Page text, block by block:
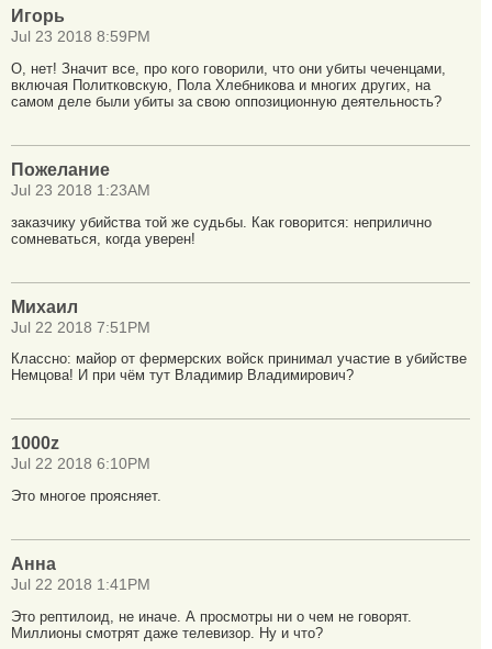
Игорь
Jul 23 2018 8:59PM
О, нет! Значит все, про кого говорили, что они убиты чеченцами,
включая Политковскую, Пола Хлебникова и многих других, на
самом деле были убиты за свою оппозиционную деятельность?
Пожелание
Jul 23 2018 1:23AM
заказчику убийства той же судьбы. Как говорится: неприлично
сомневаться, когда уверен!
Михаил
Jul 22 2018 7:51PM
Классно: майор от фермерских войск принимал участие в убийстве
Немцова! И при чём тут Владимир Владимирович?
1000z
Jul 22 2018 6:10PM
Это многое проясняет.
Анна
Jul 22 2018 1:41PM
Это рептилоид, не иначе. А просмотры ни о чем не говорят.
Миллионы смотрят даже телевизор. Ну и что?